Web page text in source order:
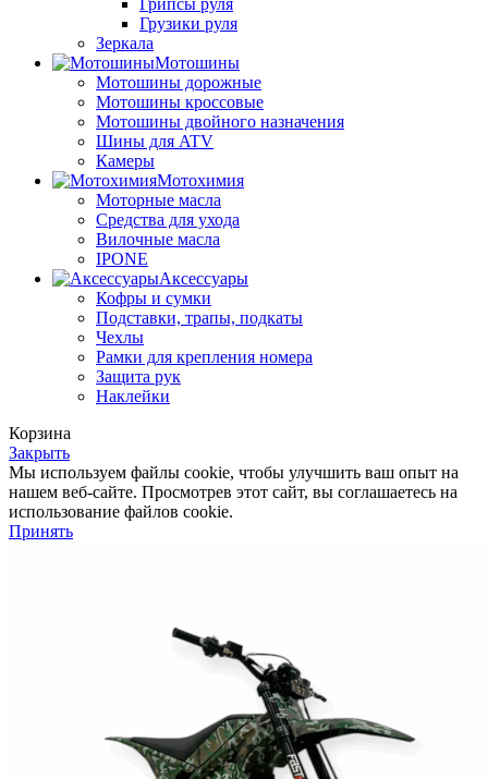
Грипсы руля
Грузики руля
Зеркала
Мотошины
Мотошины дорожные
Мотошины кроссовые
Мотошины двойного назначения
Шины для ATV
Камеры
Мотохимия
Моторные масла
Средства для ухода
Вилочные масла
IPONE
Аксессуары
Кофры и сумки
Подставки, трапы, подкаты
Чехлы
Рамки для крепления номера
Защита рук
Наклейки
Корзина
Закрыть
Мы используем файлы cookie, чтобы улучшить ваш опыт на
нашем веб-сайте. Просмотрев этот сайт, вы соглашаетесь на
использование файлов cookie.
Принять